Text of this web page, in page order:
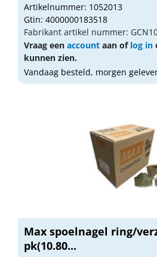
Artikelnummer: 1052013
Gtin: 4000000183518
Fabrikant artikel nummer:
Vraag een account aan of log in
kunnen zien.
Vandaag besteld, morgen
Max spoelnagel ring/
pk(10.80...